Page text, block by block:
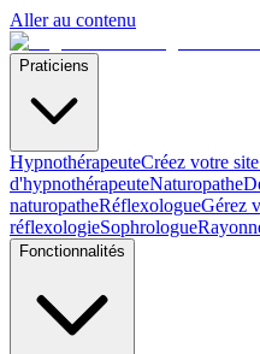
Aller au contenu
Praticiens
HypnothérapeuteCréez votre
d'hypnothérapeuteNaturopathe
naturopatheRéflexologueGérez
réflexologieSophrologue
Fonctionnalités